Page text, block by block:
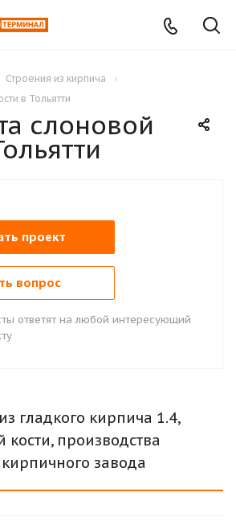
Строения из кирпича
в Тольятти
слоновой
проект
вопрос
ответят на любой интересующий
гладкого кирпича 1.4,
кости, производства
завода